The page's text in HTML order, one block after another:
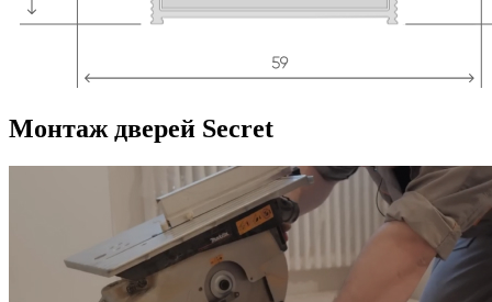
Монтаж дверей Secret